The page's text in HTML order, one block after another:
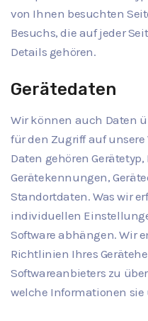
von Ihnen besuchten
Besuchs, die auf jeder
Details gehören.
Gerätedaten
Wir können auch Daten
für den Zugriff auf unsere
Daten gehören
Gerätekennungen,
Standortdaten. Was wir
individuellen
Software abhängen. Wir
Richtlinien Ihres
Softwareanbieters zu
welche Informationen